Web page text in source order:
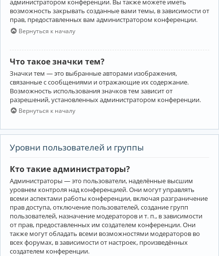
администратором конференции. Вы также можете иметь
возможность закрывать созданные вами темы, в зависимости от
прав, предоставленных вам администратором конференции.
Вернуться к началу
Что такое значки тем?
Значки тем — это выбранные авторами изображения,
связанные с сообщениями и отражающие их содержание.
Возможность использования значков тем зависит от
разрешений, установленных администратором конференции.
Вернуться к началу
Уровни пользователей и группы
Кто такие администраторы?
Администраторы — это пользователи, наделённые высшим
уровнем контроля над конференцией. Они могут управлять
всеми аспектами работы конференции, включая разграничение
прав доступа, отключение пользователей, создание групп
пользователей, назначение модераторов и т. п., в зависимости
от прав, предоставленных им создателем конференции. Они
также могут обладать всеми возможностями модераторов во
всех форумах, в зависимости от настроек, произведённых
создателем конференции.